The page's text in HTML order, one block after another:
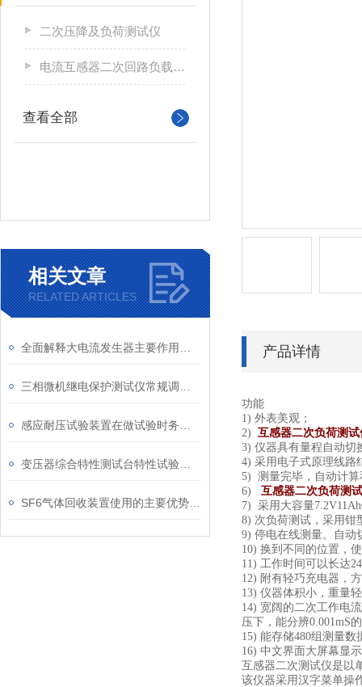
二次压降及负荷测试仪
电流互感器二次回路负载测试仪
查看全部
相关文章
RELATED ARTICLES
产品详情
功能
1) 外表美观；
2) 互感器二次负荷测试
3) 仪器具有量程自动切
4) 采用电子式原理线路
5) 测量完毕，自动计
6) 互感器二次负荷测
7) 采用大容量
8) 次负荷测试，采用钳
9) 停电在线测量。自动
10) 换到不同的位置，
11) 工作时间可以长达
12) 附有轻巧充电器，
13) 仪器体积小，重量
14) 宽阔的二次工作电
压下，能分辨0.001mS
15) 能存储480组测量数
16) 中文界面大屏幕显
互感器二次测试仪是以
该仪器采用汉字菜单操